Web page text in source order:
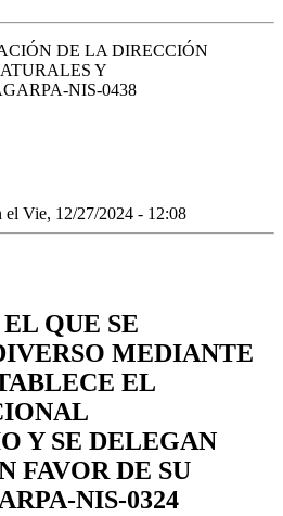
DE LA DIRECCIÓN
Y
NIS-0438
el Vie, 12/27/2024 - 12:08
0438QUE SE
MEDIANTE
EL
Y SE DELEGAN
FAVOR DE SU
NIS-0324